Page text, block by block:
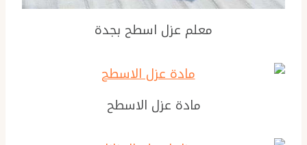
معلم عزل اسطح بجدة
مادة عزل الاسطح